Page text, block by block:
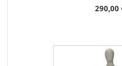
290,00